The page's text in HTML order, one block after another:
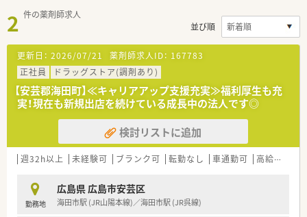
2 件の薬剤師求人
並び順
更新日： 2026/07/21 薬剤師求人ID： 167783
正社員
ドラッグストア(調剤あり)
【安芸郡海田町】≪キャリアアップ支援充実≫福利厚生も充
実！現在も新規出店を続けている成長中の法人です◎
検討リストに追加
週32h以上 未経験可 ブランク可 転勤なし 車通勤可 高給与(600万円以上)
勤務地
広島県 広島市安芸区
海田市駅 (JR山陽本線)／海田市駅 (JR呉線)